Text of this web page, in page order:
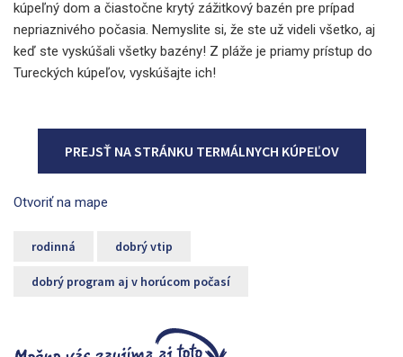
kúpeľný dom a čiastočne krytý zážitkový bazén pre prípad
nepriaznivého počasia. Nemyslite si, že ste už videli všetko, aj
keď ste vyskúšali všetky bazény! Z pláže je priamy prístup do
Tureckých kúpeľov, vyskúšajte ich!
PREJSŤ NA STRÁNKU TERMÁLNYCH KÚPEĽOV
Otvoriť na mape
rodinná dobrý vtip
dobrý program aj v horúcom počasí